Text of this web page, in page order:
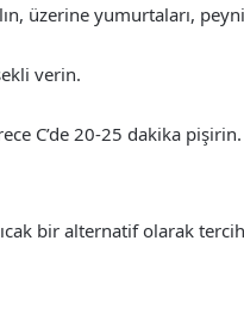
üzerine yumurtaları,
verin.
C’de 20-25 dakika pişirin.
bir alternatif olarak